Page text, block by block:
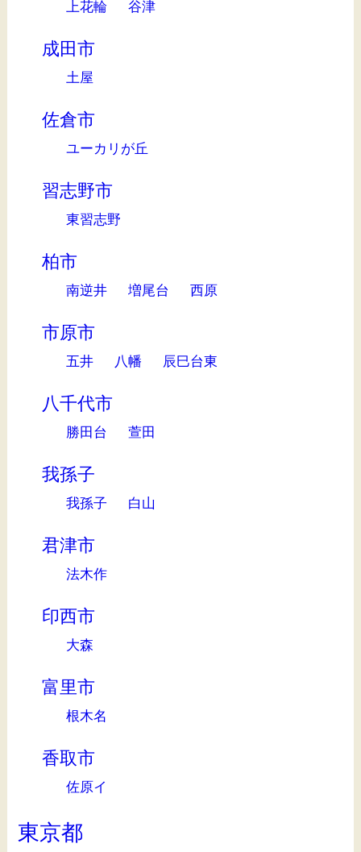
上花輪 谷津
成田市
土屋
佐倉市
ユーカリが丘
習志野市
東習志野
柏市
南逆井 増尾台 西原
市原市
五井 八幡 辰巳台東
八千代市
勝田台 萱田
我孫子
我孫子 白山
君津市
法木作
印西市
大森
富里市
根木名
香取市
佐原イ
東京都